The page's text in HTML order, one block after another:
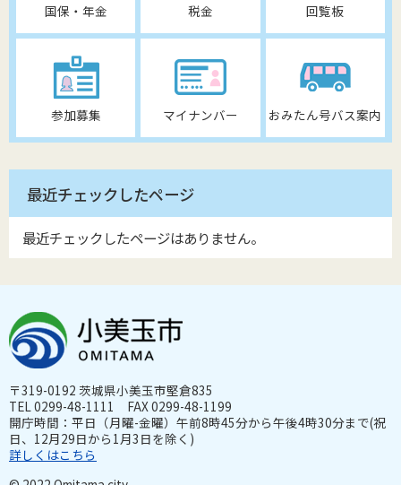
国保・年金 税金 回覧板
参加募集 マイナンバー おみたん号バス案内
最近チェックしたページ
最近チェックしたページはありません。
〒319-0192 茨城県小美玉市堅倉835
TEL 0299-48-1111 FAX 0299-48-1199
開庁時間：平日（月曜-金曜）午前8時45分から午後4時30分まで(祝
日、12月29日から1月3日を除く)
詳しくはこちら